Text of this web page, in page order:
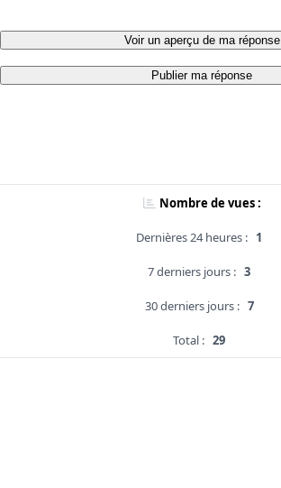
Voir un aperçu de ma réponse
Publier ma réponse
Nombre de vues :
Dernières 24 heures : 1
7 derniers jours : 3
30 derniers jours : 7
Total : 29